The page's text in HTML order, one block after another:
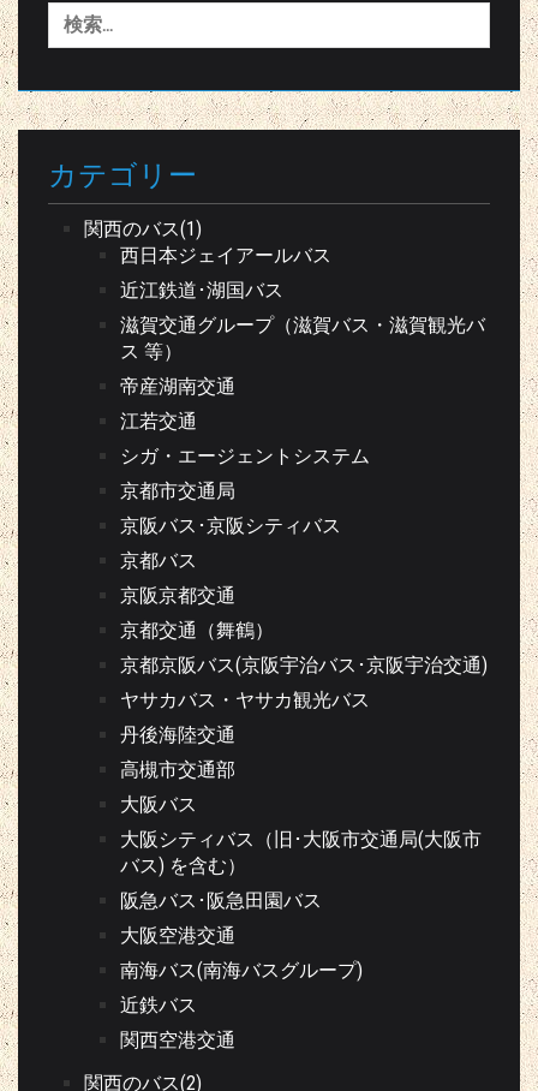
検
索:
カテゴリー
関西のバス(1)
西日本ジェイアールバス
近江鉄道･湖国バス
滋賀交通グループ（滋賀バス・滋賀観光バ
ス 等）
帝産湖南交通
江若交通
シガ・エージェントシステム
京都市交通局
京阪バス･京阪シティバス
京都バス
京阪京都交通
京都交通（舞鶴）
京都京阪バス(京阪宇治バス･京阪宇治交通)
ヤサカバス・ヤサカ観光バス
丹後海陸交通
高槻市交通部
大阪バス
大阪シティバス（旧･大阪市交通局(大阪市
バス) を含む）
阪急バス･阪急田園バス
大阪空港交通
南海バス(南海バスグループ)
近鉄バス
関西空港交通
関西のバス(2)